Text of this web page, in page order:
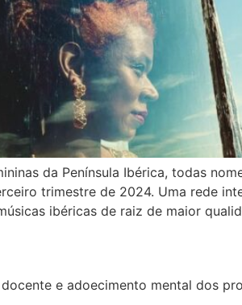
da Península Ibérica, todas
trimestre de 2024. Uma rede
ibéricas de raiz de maior
e adoecimento mental dos